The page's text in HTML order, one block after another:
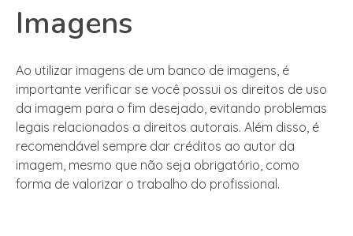
Imagens
Ao utilizar imagens de um banco de imagens, é
importante verificar se você possui os direitos de uso
da imagem para o fim desejado, evitando problemas
legais relacionados a direitos autorais. Além disso, é
recomendável sempre dar créditos ao autor da
imagem, mesmo que não seja obrigatório, como
forma de valorizar o trabalho do profissional.